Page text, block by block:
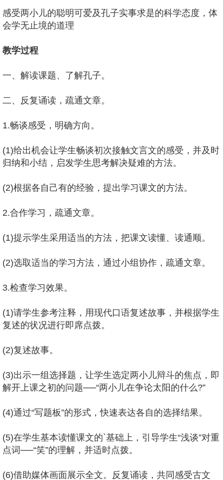
感受两小儿的聪明可爱及孔子实事求是的科学态度，体
会学无止境的道理
教学过程
一、解读课题、了解孔子。
二、反复诵读，疏通文章。
1.畅谈感受，明确方向。
(1)给出机会让学生畅谈初次接触文言文的感受，并及时
归纳和小结，启发学生思考解决疑难的方法。
(2)根据各自己有的经验，提出学习课文的方法。
2.合作学习，疏通文章。
(1)提示学生采用适当的方法，把课文读懂、读通顺。
(2)选取适当的学习方法，通过小组协作，疏通文章。
3.检查学习效果。
(1)请学生参考注释，用现代口语复述故事，并根据学生
复述的状况进行即席点拨。
(2)复述故事。
(3)出示一组选择题，让学生选定两小儿辩斗的焦点，即
解开上课之初的问题──“两小儿在争论太阳的什么?”
(4)通过“写题板”的形式，快速表达各自的选择结果。
(5)在学生基本读懂课文的`基础上，引导学生“浅谈”对重
点词──“笑”的理解，并适时点拨。
(6)借助媒体画面展示全文。反复诵读，共同感受古文